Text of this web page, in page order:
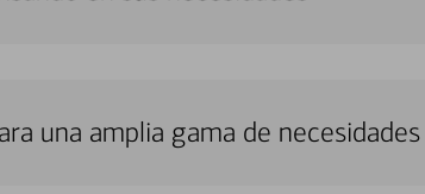
una amplia gama de